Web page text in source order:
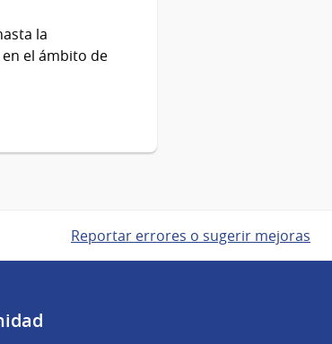
la
el ámbito de
Reportar errores o sugerir mejoras